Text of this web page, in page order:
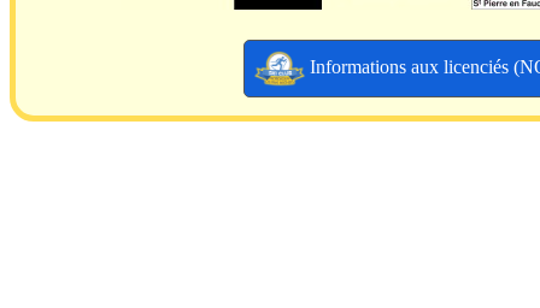
Informations aux licenciés